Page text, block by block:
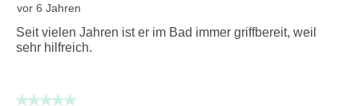
vor 6 Jahren
Seit vielen Jahren ist er im Bad immer griffbereit, weil
sehr hilfreich.
5 von 5 Sternen.